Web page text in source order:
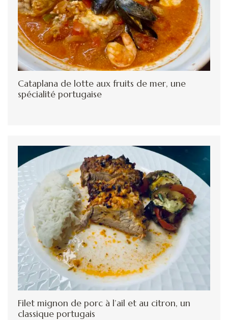
Cataplana de lotte aux fruits de mer, une
spécialité portugaise
Filet mignon de porc à l’ail et au citron, un
classique portugais